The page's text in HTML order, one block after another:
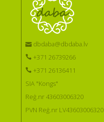
dbdaba@dbdaba.lv
+371 26739266
+371 26136411
SIA "Kongs"
Reģ.nr 43603006320
PVN Reģ.nr LV43603006320